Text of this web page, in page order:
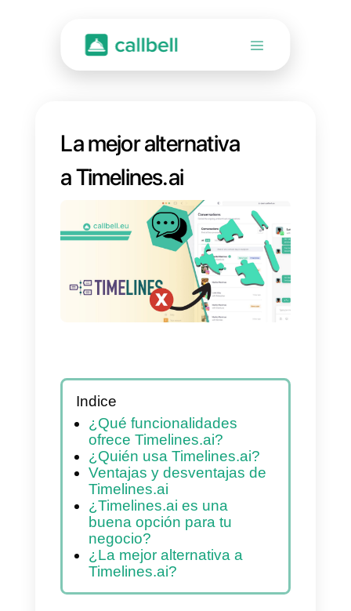
La mejor alternativa
a Timelines.ai
Indice
¿Qué funcionalidades
ofrece Timelines.ai?
¿Quién usa Timelines.ai?
Ventajas y desventajas de
Timelines.ai